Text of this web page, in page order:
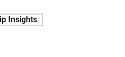
Insights